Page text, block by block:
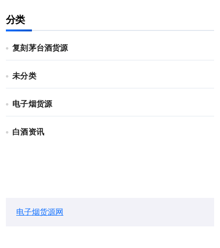
分类
复刻茅台酒货源
未分类
电子烟货源
白酒资讯
电子烟货源网